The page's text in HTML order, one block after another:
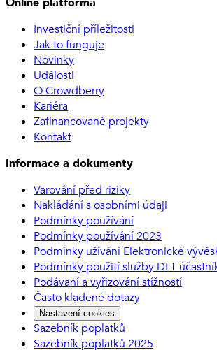
Investiční příležitosti
Jak to funguje
Novinky
Události
O Crowdberry
Kariéra
Zafinancované projekty
Kontakt
Informace a dokumenty
Varování před riziky
Nakládání s osobními údaji
Podmínky používání
Podmínky používání 2023
Podmínky užívání Elektronické
Podmínky použití služby DLT
Podávaní a vyřizování stížností
Často kladené dotazy
Nastavení cookies
Sazebník poplatků
Sazebník poplatků 2025